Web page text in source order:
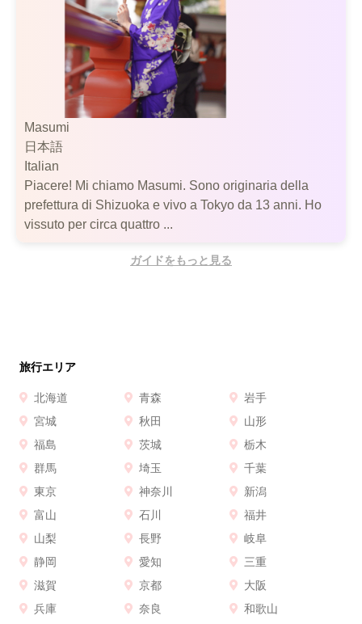
Masumi
日本語
Italian
Piacere! Mi chiamo Masumi. Sono originaria della
prefettura di Shizuoka e vivo a Tokyo da 13 anni. Ho
vissuto per circa quattro ...
ガイドをもっと見る
旅行エリア
北海道 青森
岩手
宮城
秋田
山形
福島
茨城
栃木
群馬
埼玉
千葉
東京
神奈川
新潟
富山
石川
福井
山梨
長野
岐阜
静岡
愛知
三重
滋賀
京都
大阪
兵庫
奈良
和歌山